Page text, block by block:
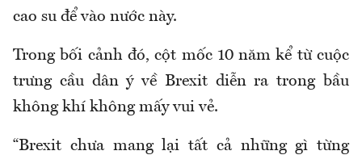
cao su để vào nước này.
Trong bối cảnh đó, cột mốc 10 năm kể từ cuộc
trưng cầu dân ý về Brexit diễn ra trong bầu
không khí không mấy vui vẻ.
“Brexit chưa mang lại tất cả những gì từng